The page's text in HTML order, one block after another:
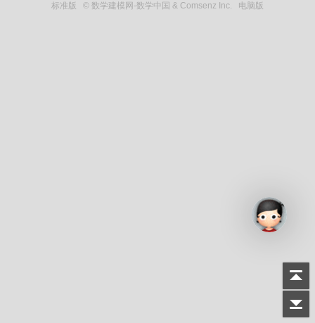
标准版 © 数学建模网-数学中国 & Comsenz Inc. 电脑版